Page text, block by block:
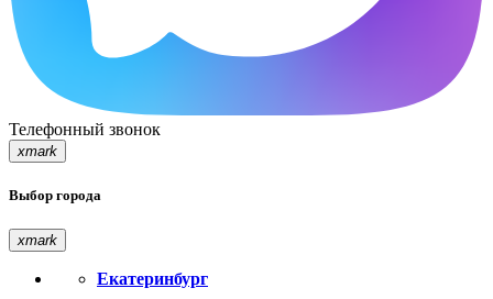
Телефонный звонок
xmark
Выбор города
xmark
Екатеринбург